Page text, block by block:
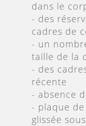
dans le
- des
cadres de
- un
taille de la
- des
récente
- absence
- plaque
glissée